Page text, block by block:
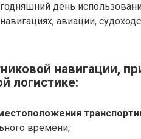
день
авиации,
навигации,
логистике:
времени;